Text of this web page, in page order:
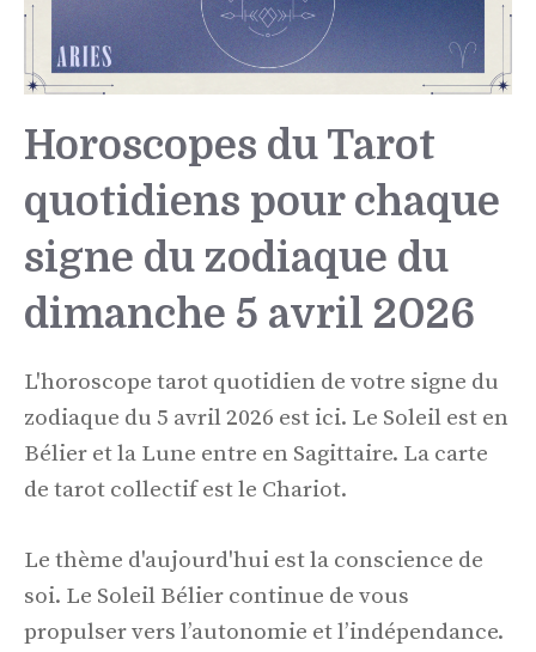
Horoscopes du Tarot
quotidiens pour chaque
signe du zodiaque du
dimanche 5 avril 2026
L'horoscope tarot quotidien de votre signe du
zodiaque du 5 avril 2026 est ici. Le Soleil est en
Bélier et la Lune entre en Sagittaire. La carte
de tarot collectif est le Chariot.
Le thème d'aujourd'hui est la conscience de
soi. Le Soleil Bélier continue de vous
propulser vers l’autonomie et l’indépendance.